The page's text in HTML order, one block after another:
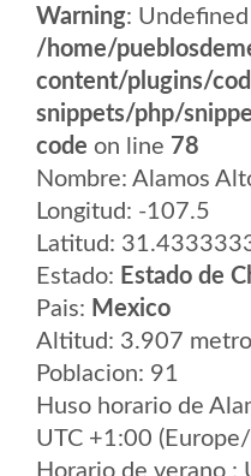
Warning:
/home/
content/plugins/
snippets/php/
code on line 78
Nombre: Alamos
Longitud: -107.5
Latitud:
Estado: Estado de
Pais: Mexico
Altitud: 3.907
Poblacion: 91
Huso horario de
UTC +1:00
Horario de verano :